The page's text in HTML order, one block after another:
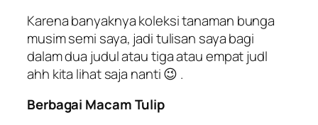
Karena banyaknya koleksi tanaman bunga
musim semi saya, jadi tulisan saya bagi
dalam dua judul atau tiga atau empat judl
ahh kita lihat saja nanti 😉 .
Berbagai Macam Tulip